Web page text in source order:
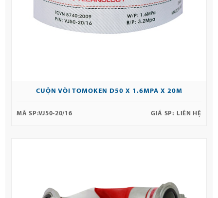
CUỘN VÒI TOMOKEN D50 X 1.6MPA X 20M
MÃ SP:VJ50-20/16 GIÁ SP: LIÊN HỆ